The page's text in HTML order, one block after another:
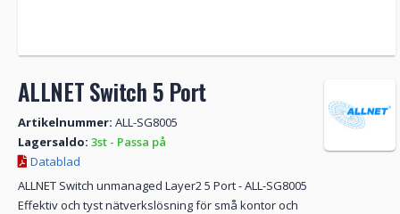
ALLNET Switch 5 Port
Artikelnummer: ALL-SG8005
Lagersaldo: 3st - Passa på
Datablad
ALLNET Switch unmanaged Layer2 5 Port - ALL-SG8005
Effektiv och tyst nätverkslösning för små kontor och